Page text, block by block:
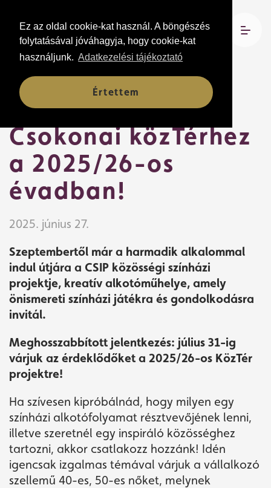
Ez az oldal cookie-kat használ. A böngészés
folytatásával jóváhagyja, hogy cookie-kat
használjunk. Adatkezelési tájékoztató
Értettem
Hírek
Csatlakozz a
Csokonai közTérhez
a 2025/26-os
évadban!
2025. június 27.
Szeptembertől már a harmadik alkalommal
indul útjára a CSIP közösségi színházi
projektje, kreatív alkotóműhelye, amely
önismereti színházi játékra és gondolkodásra
invitál.
Meghosszabbított jelentkezés: július 31-ig
várjuk az érdeklődőket a 2025/26-os KözTér
projektre!
Ha szívesen kipróbálnád, hogy milyen egy
színházi alkotófolyamat résztvevőjének lenni,
illetve szeretnél egy inspiráló közösséghez
tartozni, akkor csatlakozz hozzánk! Idén
igencsak izgalmas témával várjuk a vállalkozó
szellemű 40-es, 50-es nőket, melynek